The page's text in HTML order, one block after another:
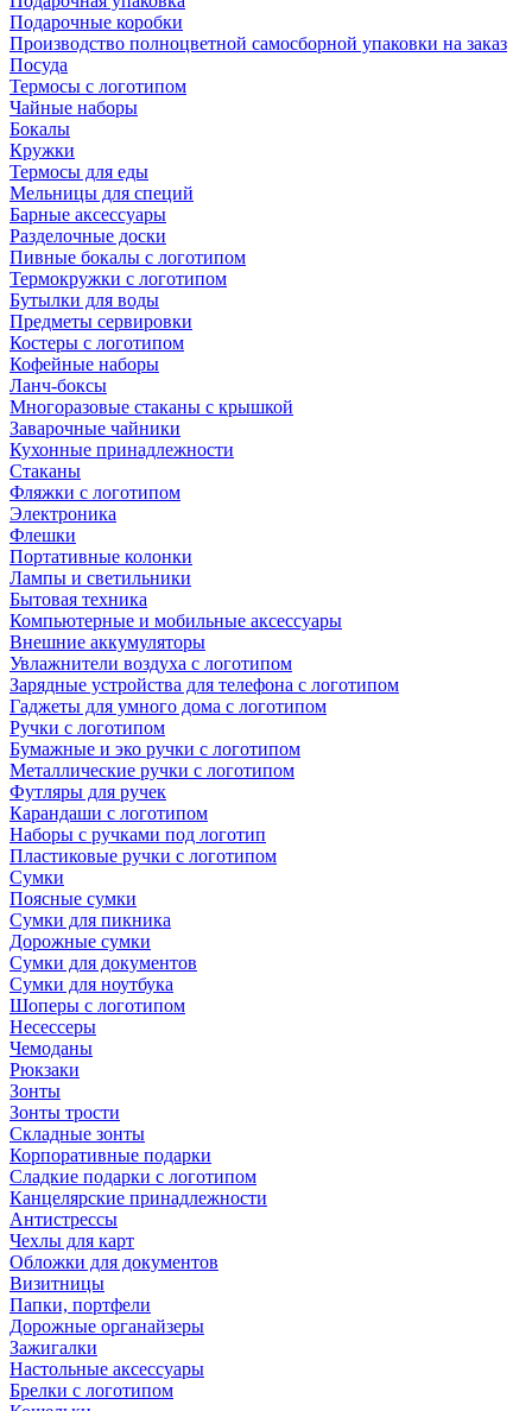
Подарочные коробки
Производство полноцветной самосборной упаковки на заказ
Посуда
Термосы с логотипом
Чайные наборы
Бокалы
Кружки
Термосы для еды
Мельницы для специй
Барные аксессуары
Разделочные доски
Пивные бокалы с логотипом
Термокружки с логотипом
Бутылки для воды
Предметы сервировки
Костеры с логотипом
Кофейные наборы
Ланч-боксы
Многоразовые стаканы с крышкой
Заварочные чайники
Кухонные принадлежности
Стаканы
Фляжки с логотипом
Электроника
Флешки
Портативные колонки
Лампы и светильники
Бытовая техника
Компьютерные и мобильные аксессуары
Внешние аккумуляторы
Увлажнители воздуха с логотипом
Зарядные устройства для телефона с логотипом
Гаджеты для умного дома с логотипом
Ручки с логотипом
Бумажные и эко ручки с логотипом
Металлические ручки с логотипом
Футляры для ручек
Карандаши с логотипом
Наборы с ручками под логотип
Пластиковые ручки с логотипом
Сумки
Поясные сумки
Сумки для пикника
Дорожные сумки
Сумки для документов
Сумки для ноутбука
Шоперы с логотипом
Несессеры
Чемоданы
Рюкзаки
Зонты
Зонты трости
Складные зонты
Корпоративные подарки
Сладкие подарки с логотипом
Канцелярские принадлежности
Антистрессы
Чехлы для карт
Обложки для документов
Визитницы
Папки, портфели
Дорожные органайзеры
Зажигалки
Настольные аксессуары
Брелки с логотипом